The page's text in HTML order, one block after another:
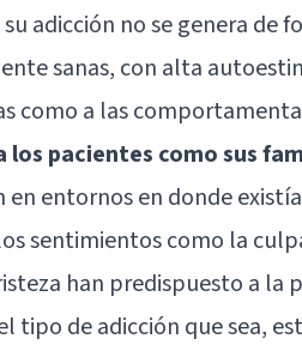
adicción no se genera de
sanas, con alta
como a las
pacientes como sus
entornos en donde
sentimientos como la
han predispuesto a la
tipo de adicción que sea,